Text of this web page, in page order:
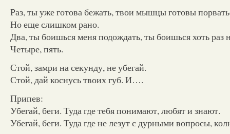
Раз, ты уже готова бежать, твои мышцы готовы
Но еще слишком рано.
Два, ты боишься меня подождать, ты боишься хоть раз
Четыре, пять.
Стой, замри на секунду, не убегай.
Стой, дай коснусь твоих губ. И….
Припев:
Убегай, беги. Туда где тебя понимают, любят и знают.
Убегай, беги. Туда где не лезут с дурными вопросы,